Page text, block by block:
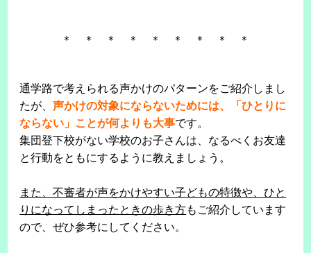
＊ ＊ ＊ ＊ ＊ ＊ ＊ ＊ ＊
通学路で考えられる声かけのパターンをご紹介しまし
たが、声かけの対象にならないためには、「ひとりに
ならない」ことが何よりも大事です。
集団登下校がない学校のお子さんは、なるべくお友達
と行動をともにするように教えましょう。
また、不審者が声をかけやすい子どもの特徴や、ひと
りになってしまったときの歩き方もご紹介しています
ので、ぜひ参考にしてください。